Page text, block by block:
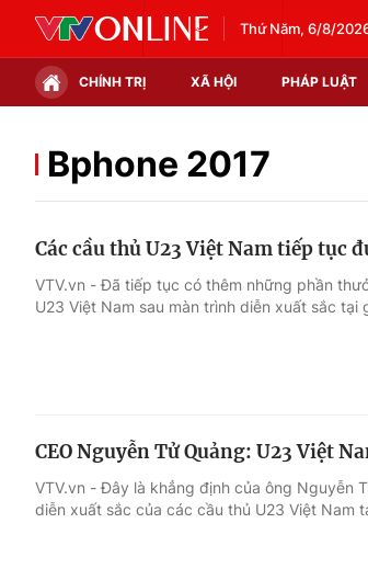
Thứ Năm, 6/8/
CHÍNH TRỊ XÃ HỘI PHÁP LUẬT
Chính trị
Thế giới đó đây
Thị
Bphone 2017
Các cầu thủ U23 Việt Nam tiếp tục
VTV.vn - Đã tiếp tục có thêm những phần
U23 Việt Nam sau màn trình diễn xuất sắc tại
CEO Nguyễn Tử Quảng: U23 Việt
VTV.vn - Đây là khẳng định của ông Nguyễn
diễn xuất sắc của các cầu thủ U23 Việt Nam